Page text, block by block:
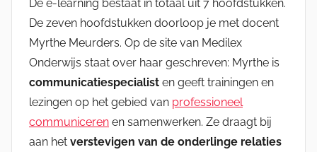
De e-learning bestaat in totaal uit 7 hoofdstukken.
De zeven hoofdstukken doorloop je met docent
Myrthe Meurders. Op de site van Medilex
Onderwijs staat over haar geschreven: Myrthe is
communicatiespecialist en geeft trainingen en
lezingen op het gebied van professioneel
communiceren en samenwerken. Ze draagt bij
aan het verstevigen van de onderlinge relaties